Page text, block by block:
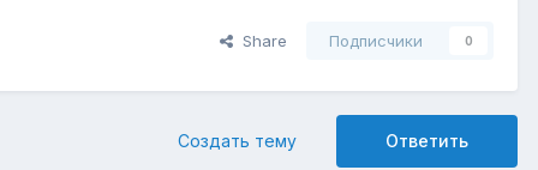
Share Подписчики 0
Ответить
Создать тему